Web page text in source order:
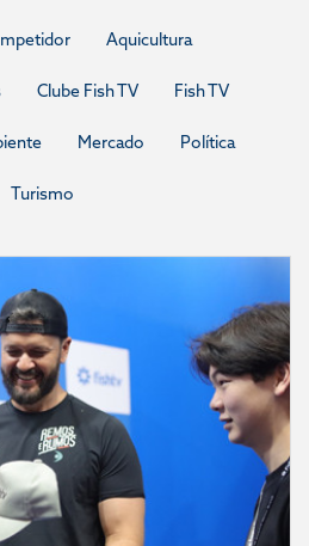
Aquicultura
Clube Fish TV Fish TV
Mercado Política
Turismo